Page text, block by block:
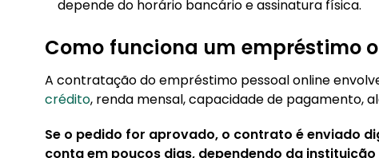
depende do horário bancário e assinatura física.
Como funciona um empréstimo
A contratação do empréstimo pessoal online
crédito, renda mensal, capacidade de pagamento,
Se o pedido for aprovado, o contrato é enviado
conta em poucos dias, dependendo da